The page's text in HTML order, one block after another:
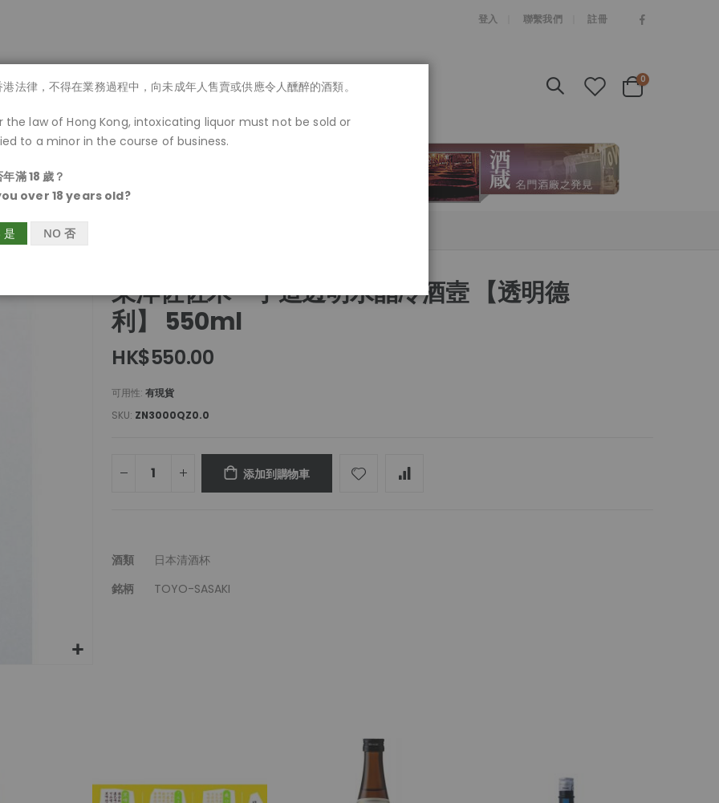
登入 聯繫我們 註冊
一覽 Cart
0items
東洋佐佐木 - 手造透明水晶冷酒壼 【透明德
利】 550ml
HK$550.00
可用性: 有現貨
SKU ZN3000QZ0.0
添加到購物車
更
信
酒類
日本清酒杯
銘柄
TOYO-SASAKI
法律，不得在業務過程中，向未成年人售賣或供應令人醺醉的酒類。
the law of Hong Kong, intoxicating liquor must not be sold or
to a minor in the course of business.
滿 18 歲？
over 18 years old?
是 NO 否